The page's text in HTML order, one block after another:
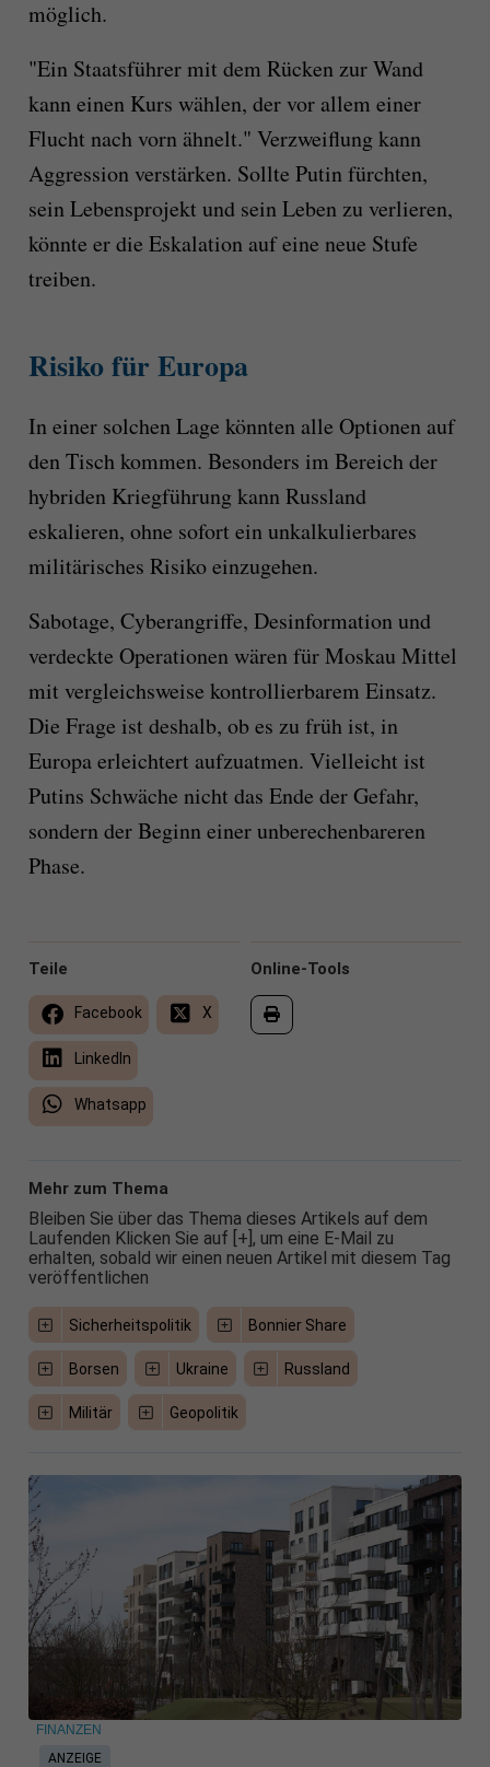
möglich.
"Ein Staatsführer mit dem Rücken zur Wand
kann einen Kurs wählen, der vor allem einer
Flucht nach vorn ähnelt." Verzweiflung kann
Aggression verstärken. Sollte Putin fürchten,
sein Lebensprojekt und sein Leben zu verlieren,
könnte er die Eskalation auf eine neue Stufe
treiben.
Risiko für Europa
In einer solchen Lage könnten alle Optionen auf
den Tisch kommen. Besonders im Bereich der
hybriden Kriegführung kann Russland
eskalieren, ohne sofort ein unkalkulierbares
militärisches Risiko einzugehen.
Sabotage, Cyberangriffe, Desinformation und
verdeckte Operationen wären für Moskau Mittel
mit vergleichsweise kontrollierbarem Einsatz.
Die Frage ist deshalb, ob es zu früh ist, in
Europa erleichtert aufzuatmen. Vielleicht ist
Putins Schwäche nicht das Ende der Gefahr,
sondern der Beginn einer unberechenbareren
Phase.
Online-Tools
Teile
Facebook X
LinkedIn
Whatsapp
Mehr zum Thema
Bleiben Sie über das Thema dieses Artikels auf dem
Laufenden Klicken Sie auf [+], um eine E-Mail zu
erhalten, sobald wir einen neuen Artikel mit diesem Tag
veröffentlichen
Sicherheitspolitik Bonnier Share
Borsen Ukraine Russland
Militär Geopolitik
ANZEIGE
FINANZEN